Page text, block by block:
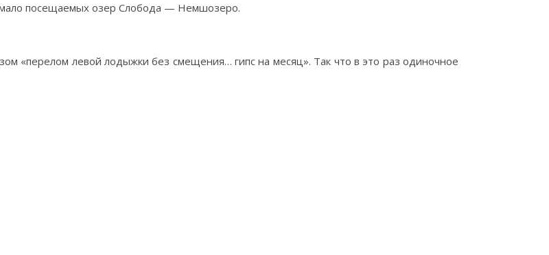
посещаемых озер Слобода — Немшозеро.
«перелом левой лодыжки без смещения… гипс на месяц». Так что в это раз одиночное